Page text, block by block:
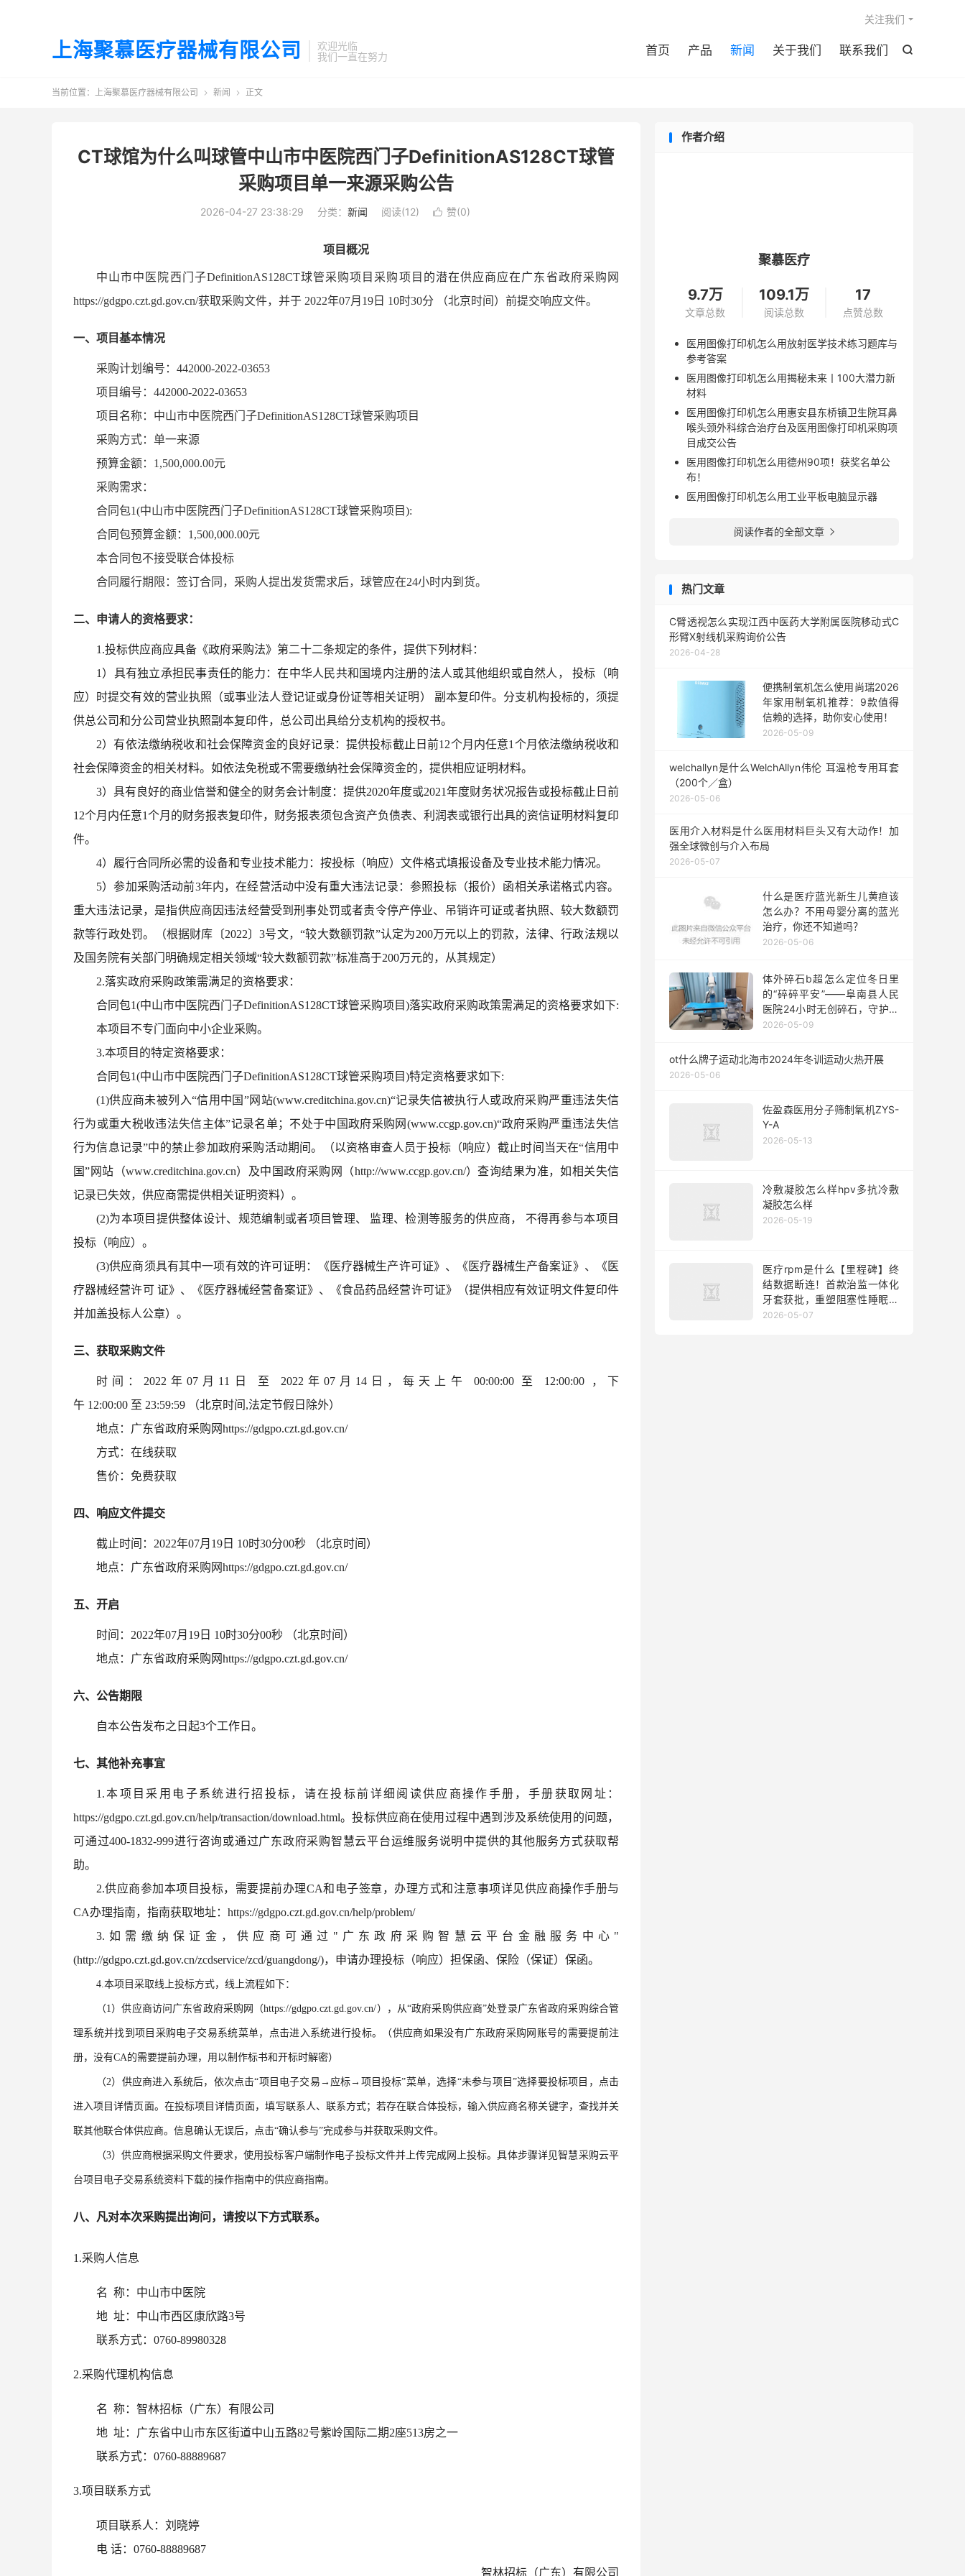
上海聚慕医疗器械有限公司
欢迎光临
我们一直在努力

首页 产品 新闻 关于我们 联系我们
关注我们
当前位置： 上海聚慕医疗器械有限公司  新闻  正文
CT球馆为什么叫球管中山市中医院西门子DefinitionAS128CT球管
采购项目单一来源采购公告
2026-04-27 23:38:29 分类： 新闻 阅读(12)  赞(0)
项目概况
中山市中医院西门子DefinitionAS128CT球管采购项目采购项目的潜在供应商应在广东省政府采购网
https://gdgpo.czt.gd.gov.cn/获取采购文件，并于 2022年07月19日 10时30分 （北京时间）前提交响应文件。
一、项目基本情况
采购计划编号： 442000-2022-03653
项目编号： 442000-2022-03653
项目名称：中山市中医院西门子DefinitionAS128CT球管采购项目
采购方式：单一来源
预算金额： 1,500,000.00元
采购需求：
合同包1(中山市中医院西门子DefinitionAS128CT球管采购项目):
合同包预算金额： 1,500,000.00元
本合同包不接受联合体投标
合同履行期限：签订合同，采购人提出发货需求后，球管应在24小时内到货。
二、申请人的资格要求：
1.投标供应商应具备《政府采购法》第二十二条规定的条件，提供下列材料：
1）具有独立承担民事责任的能力：在中华人民共和国境内注册的法人或其他组织或自然人， 投标（响
应）时提交有效的营业执照（或事业法人登记证或身份证等相关证明） 副本复印件。分支机构投标的，须提
供总公司和分公司营业执照副本复印件，总公司出具给分支机构的授权书。
2）有依法缴纳税收和社会保障资金的良好记录：提供投标截止日前12个月内任意1个月依法缴纳税收和
社会保障资金的相关材料。如依法免税或不需要缴纳社会保障资金的，提供相应证明材料。
3）具有良好的商业信誉和健全的财务会计制度：提供2020年度或2021年度财务状况报告或投标截止日前
12个月内任意1个月的财务报表复印件，财务报表须包含资产负债表、利润表或银行出具的资信证明材料复印
件。
4）履行合同所必需的设备和专业技术能力：按投标（响应）文件格式填报设备及专业技术能力情况。
5）参加采购活动前3年内，在经营活动中没有重大违法记录：参照投标（报价）函相关承诺格式内容。
重大违法记录，是指供应商因违法经营受到刑事处罚或者责令停产停业、吊销许可证或者执照、较大数额罚
款等行政处罚。（根据财库〔2022〕3号文，“较大数额罚款”认定为200万元以上的罚款，法律、行政法规以
及国务院有关部门明确规定相关领域“较大数额罚款”标准高于200万元的，从其规定）
2.落实政府采购政策需满足的资格要求：
合同包1(中山市中医院西门子DefinitionAS128CT球管采购项目)落实政府采购政策需满足的资格要求如下:
本项目不专门面向中小企业采购。
3.本项目的特定资格要求：
合同包1(中山市中医院西门子DefinitionAS128CT球管采购项目)特定资格要求如下:
(1)供应商未被列入“信用中国”网站(www.creditchina.gov.cn)“记录失信被执行人或政府采购严重违法失信
行为或重大税收违法失信主体”记录名单；不处于中国政府采购网(www.ccgp.gov.cn)“政府采购严重违法失信
行为信息记录”中的禁止参加政府采购活动期间。（以资格审查人员于投标（响应）截止时间当天在“信用中
国”网站（www.creditchina.gov.cn）及中国政府采购网（http://www.ccgp.gov.cn/）查询结果为准，如相关失信
记录已失效，供应商需提供相关证明资料）。
(2)为本项目提供整体设计、规范编制或者项目管理、 监理、检测等服务的供应商， 不得再参与本项目
投标（响应）。
(3)供应商须具有其中一项有效的许可证明：《医疗器械生产许可证》、《医疗器械生产备案证》、《医
疗器械经营许可 证》、《医疗器械经营备案证》、《食品药品经营许可证》（提供相应有效证明文件复印件
并加盖投标人公章）。
三、获取采购文件
时间： 2022年07月11日 至 2022年07月14日，每天上午 00:00:00 至 12:00:00 ，下
午 12:00:00 至 23:59:59 （北京时间,法定节假日除外）
地点：广东省政府采购网https://gdgpo.czt.gd.gov.cn/
方式：在线获取
售价：免费获取
四、响应文件提交
截止时间： 2022年07月19日 10时30分00秒 （北京时间）
地点：广东省政府采购网https://gdgpo.czt.gd.gov.cn/
五、开启
时间： 2022年07月19日 10时30分00秒 （北京时间）
地点：广东省政府采购网https://gdgpo.czt.gd.gov.cn/
六、公告期限
自本公告发布之日起3个工作日。
七、其他补充事宜
1.本项目采用电子系统进行招投标，请在投标前详细阅读供应商操作手册，手册获取网址：
https://gdgpo.czt.gd.gov.cn/help/transaction/download.html。投标供应商在使用过程中遇到涉及系统使用的问题，
可通过400-1832-999进行咨询或通过广东政府采购智慧云平台运维服务说明中提供的其他服务方式获取帮
助。
2.供应商参加本项目投标，需要提前办理CA和电子签章，办理方式和注意事项详见供应商操作手册与
CA办理指南，指南获取地址：https://gdgpo.czt.gd.gov.cn/help/problem/
3.如需缴纳保证金，供应商可通过"广东政府采购智慧云平台金融服务中心"
(http://gdgpo.czt.gd.gov.cn/zcdservice/zcd/guangdong/)，申请办理投标（响应）担保函、保险（保证）保函。
4.本项目采取线上投标方式，线上流程如下：
（1）供应商访问广东省政府采购网（https://gdgpo.czt.gd.gov.cn/），从“政府采购供应商”处登录广东省政府采购综合管
理系统并找到项目采购电子交易系统菜单，点击进入系统进行投标。（供应商如果没有广东政府采购网账号的需要提前注
册，没有CA的需要提前办理，用以制作标书和开标时解密）
（2）供应商进入系统后，依次点击“项目电子交易→应标→项目投标”菜单，选择“未参与项目”选择要投标项目，点击
进入项目详情页面。在投标项目详情页面，填写联系人、联系方式；若存在联合体投标，输入供应商名称关键字，查找并关
联其他联合体供应商。信息确认无误后，点击“确认参与”完成参与并获取采购文件。
（3）供应商根据采购文件要求，使用投标客户端制作电子投标文件并上传完成网上投标。具体步骤详见智慧采购云平
台项目电子交易系统资料下载的操作指南中的供应商指南。
八、凡对本次采购提出询问，请按以下方式联系。
1.采购人信息
名 称：中山市中医院
地 址：中山市西区康欣路3号
联系方式： 0760-89980328
2.采购代理机构信息
名 称：智林招标（广东）有限公司
地 址：广东省中山市东区街道中山五路82号紫岭国际二期2座513房之一
联系方式： 0760-88889687
3.项目联系方式
项目联系人： 刘晓婷
电 话：0760-88889687
智林招标（广东）有限公司
作者介绍
聚慕医疗
9.7万
文章总数
109.1万
阅读总数
17
点赞总数
医用图像打印机怎么用放射医学技术练习题库与
参考答案
医用图像打印机怎么用揭秘未来丨100大潜力新
材料
医用图像打印机怎么用惠安县东桥镇卫生院耳鼻
喉头颈外科综合治疗台及医用图像打印机采购项
目成交公告
医用图像打印机怎么用德州90项！获奖名单公
布！
医用图像打印机怎么用工业平板电脑显示器
阅读作者的全部文章 
热门文章
C臂透视怎么实现江西中医药大学附属医院移动式C
形臂X射线机采购询价公告
2026-04-28
便携制氧机怎么使用尚瑞2026
年家用制氧机推荐：9款值得
信赖的选择，助你安心使用！
2026-05-09
welchallyn是什么WelchAllyn伟伦 耳温枪专用耳套
（200个／盒）
2026-05-06
医用介入材料是什么医用材料巨头又有大动作！加
强全球微创与介入布局
2026-05-07
什么是医疗蓝光新生儿黄疸该
怎么办？不用母婴分离的蓝光
治疗，你还不知道吗？
2026-05-06
体外碎石b超怎么定位冬日里
的“碎碎平安”——阜南县人民
医院24小时无创碎石，守护泌
尿健康的温暖之盾
2026-05-09
ot什么牌子运动北海市2024年冬训运动火热开展
2026-05-06
佐盈森医用分子筛制氧机ZYS-
Y-A
2026-05-13
冷敷凝胶怎么样hpv多抗冷敷
凝胶怎么样
2026-05-19
医疗rpm是什么【里程碑】终
结数据断连！首款治监一体化
牙套获批，重塑阻塞性睡眠呼
吸暂停慢病管理新范式
2026-05-07